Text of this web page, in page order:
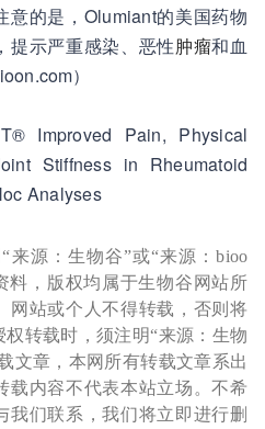
意的是，Olumiant的美国药物
提示严重感染、恶性肿瘤和血
）
Improved Pain, Physical
Stiffness in Rheumatoid
Analyses
来源：生物谷”或“来源：bioo
料，版权均属于生物谷网站所
网站或个人不得转载，否则将
转载时，须注明“来源：生物
文章，本网所有转载文章系出
载内容不代表本站立场。不希
我们联系，我们将立即进行删